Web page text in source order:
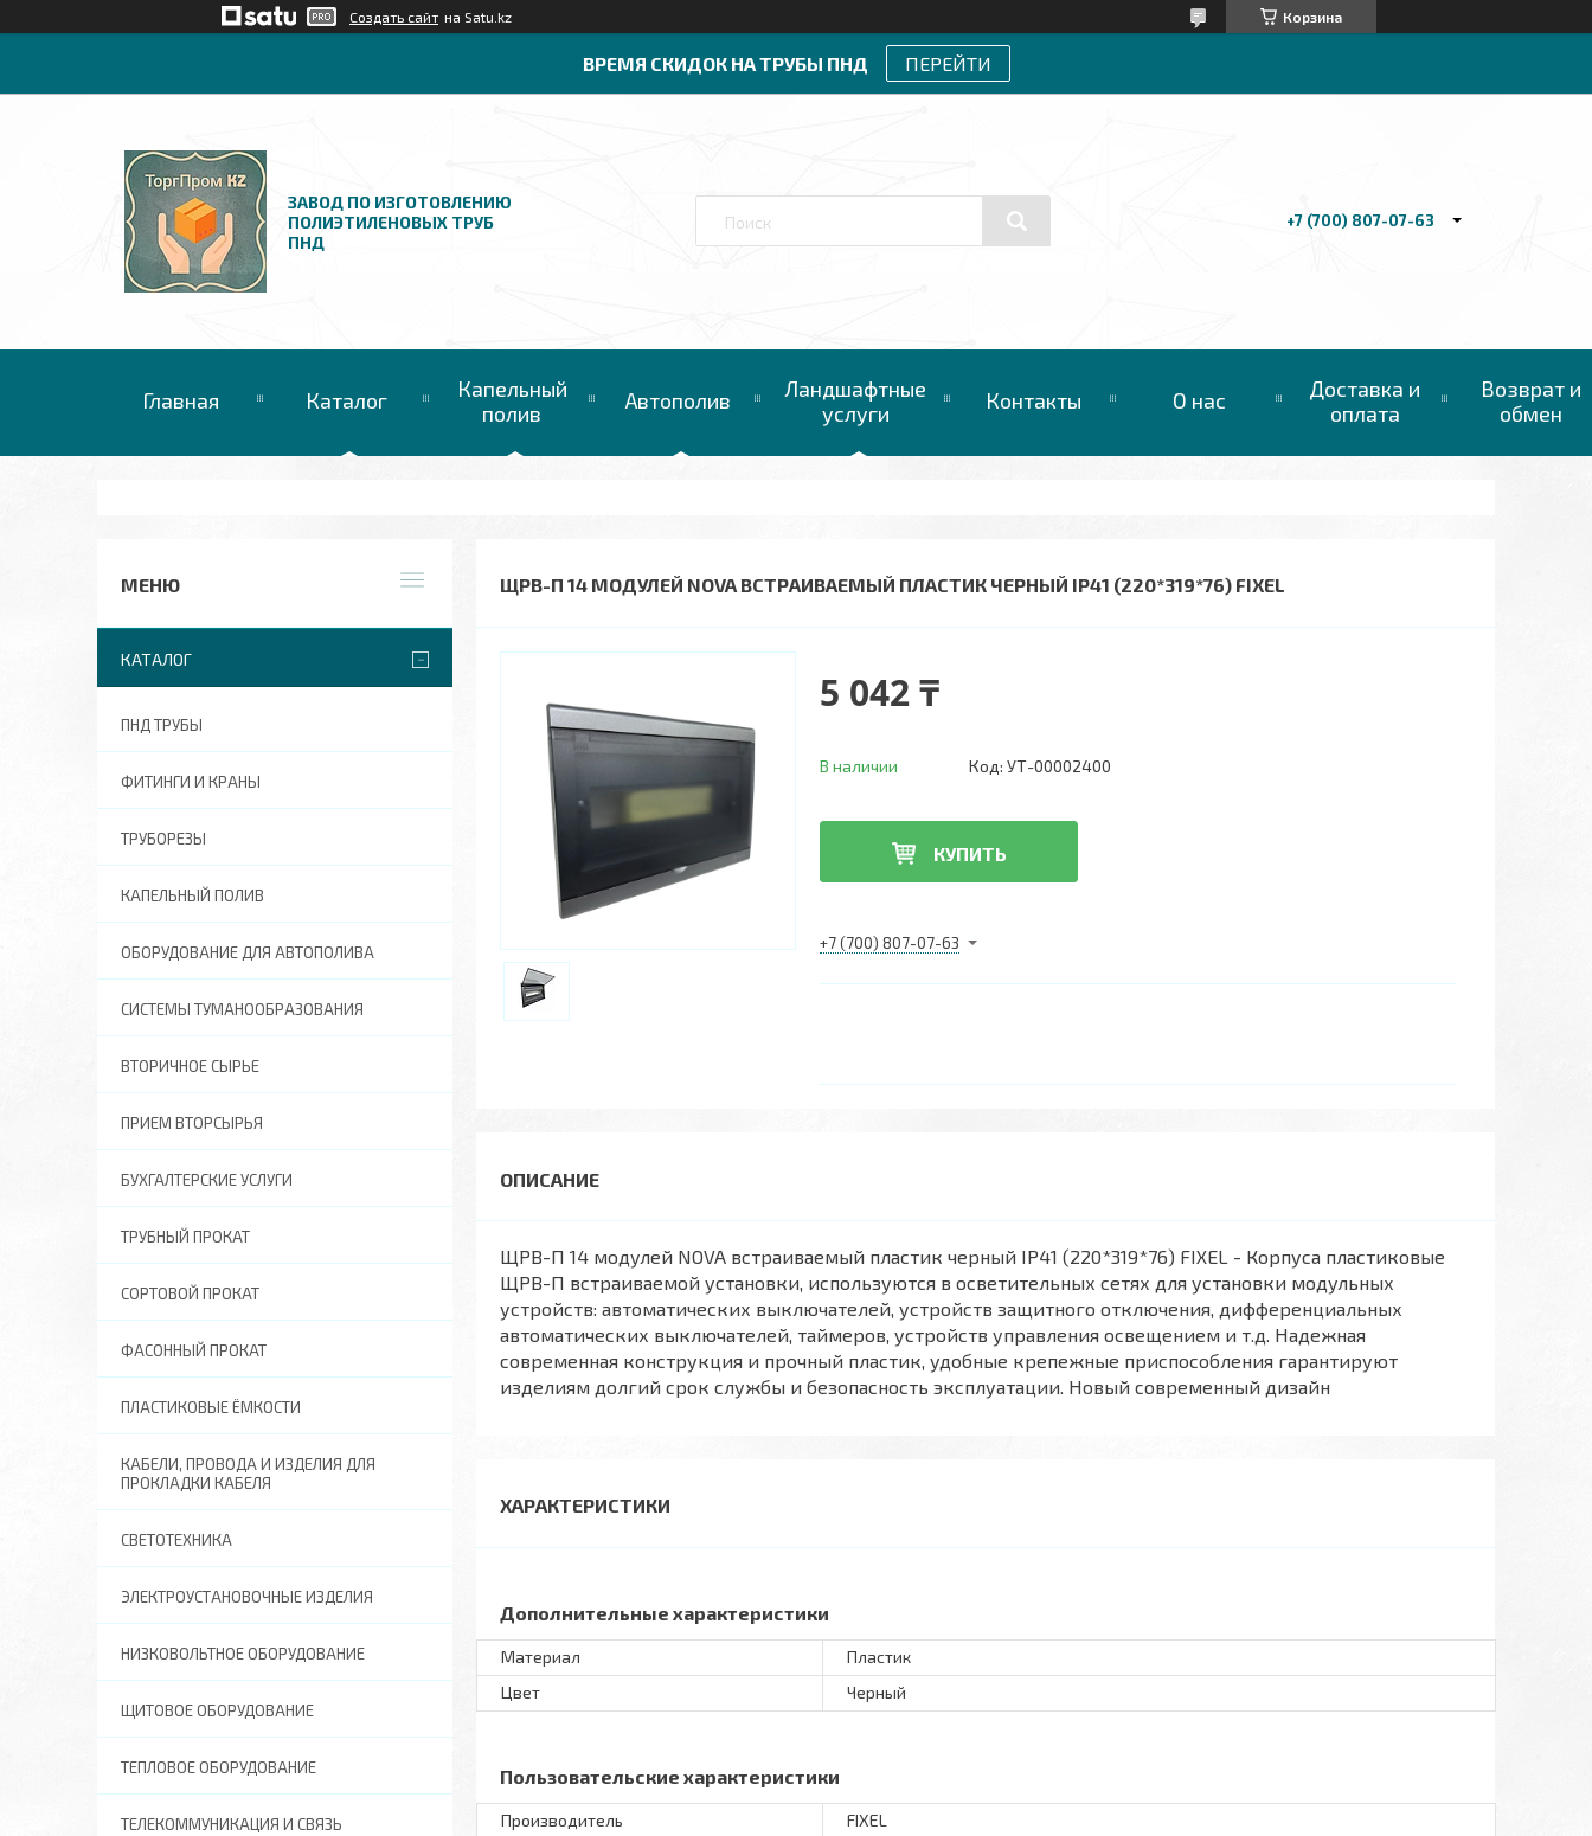
Создать сайт на Satu.kz Корзина
ВРЕМЯ СКИДОК НА ТРУБЫ ПНД ПЕРЕЙТИ
ЗАВОД ПО ИЗГОТОВЛЕНИЮ
ПОЛИЭТИЛЕНОВЫХ ТРУБ
ПНД
+7 (700) 807-07-63
Главная Каталог
Капельный
полив
Автополив
Ландшафтные
услуги
Контакты О нас
Доставка и
оплата
Возврат и
обмен
ЩРВ-П 14 МОДУЛЕЙ NOVA ВСТРАИВАЕМЫЙ ПЛАСТИК ЧЕРНЫЙ IP41 (220*319*76) FIXEL
5 042 ₸
В наличии Код: УТ-00002400
КУПИТЬ
+7 (700) 807-07-63
ЩРВ-П 14 модулей NOVA встраиваемый пластик черный IP41 (220*319*76) FIXEL - Корпуса пластиковые
ЩРВ-П встраиваемой установки, используются в осветительных сетях для установки модульных
устройств: автоматических выключателей, устройств защитного отключения, дифференциальных
автоматических выключателей, таймеров, устройств управления освещением и т.д. Надежная
современная конструкция и прочный пластик, удобные крепежные приспособления гарантируют
изделиям долгий срок службы и безопасность эксплуатации. Новый современный дизайн
ХАРАКТЕРИСТИКИ
Дополнительные характеристики
Материал
Пластик
Цвет
Черный
Пользовательские характеристики
Производитель
FIXEL
КАТАЛОГ
ПНД ТРУБЫ
ФИТИНГИ И КРАНЫ
ТРУБОРЕЗЫ
КАПЕЛЬНЫЙ ПОЛИВ
ОБОРУДОВАНИЕ ДЛЯ АВТОПОЛИВА
СИСТЕМЫ ТУМАНООБРАЗОВАНИЯ
ВТОРИЧНОЕ СЫРЬЕ
ПРИЕМ ВТОРСЫРЬЯ
БУХГАЛТЕРСКИЕ УСЛУГИ
ТРУБНЫЙ ПРОКАТ
СОРТОВОЙ ПРОКАТ
ФАСОННЫЙ ПРОКАТ
ПЛАСТИКОВЫЕ ЁМКОСТИ
КАБЕЛИ, ПРОВОДА И ИЗДЕЛИЯ ДЛЯ
ПРОКЛАДКИ КАБЕЛЯ
СВЕТОТЕХНИКА
ЭЛЕКТРОУСТАНОВОЧНЫЕ ИЗДЕЛИЯ
НИЗКОВОЛЬТНОЕ ОБОРУДОВАНИЕ
ЩИТОВОЕ ОБОРУДОВАНИЕ
ТЕПЛОВОЕ ОБОРУДОВАНИЕ
ТЕЛЕКОММУНИКАЦИЯ И СВЯЗЬ